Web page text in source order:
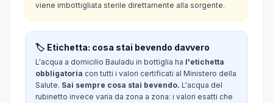
viene imbottigliata sterile direttamente alla sorgente.
🏷️ Etichetta: cosa stai bevendo davvero
L'acqua a domicilio Bauladu in bottiglia ha l'etichetta
obbligatoria con tutti i valori certificati al Ministero della
Salute. Sai sempre cosa stai bevendo. L'acqua del
rubinetto invece varia da zona a zona: i valori esatti che